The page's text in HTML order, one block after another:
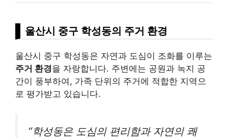
울산시 중구 학성동의 주거 환경
울산시 중구 학성동은 자연과 도심이 조화를 이루는
주거 환경을 자랑합니다. 주변에는 공원과 녹지 공
간이 풍부하여, 가족 단위의 주거에 적합한 지역으
로 평가받고 있습니다.
“학성동은 도심의 편리함과 자연의 쾌